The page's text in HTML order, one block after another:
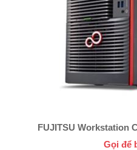
FUJITSU Workstation
Gọi để